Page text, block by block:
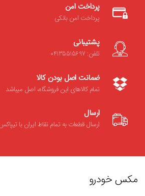
پرداخت امن
پرداخت امن بانکی
پشتیبانی
تلفن: 04135515697
ضمانت اصل بودن کالا
تمام کالاهای این فروشگاه، اصل میباشد
ارسال
ارسال قطعات به تمام نقاط ایران با
مکس خودرو